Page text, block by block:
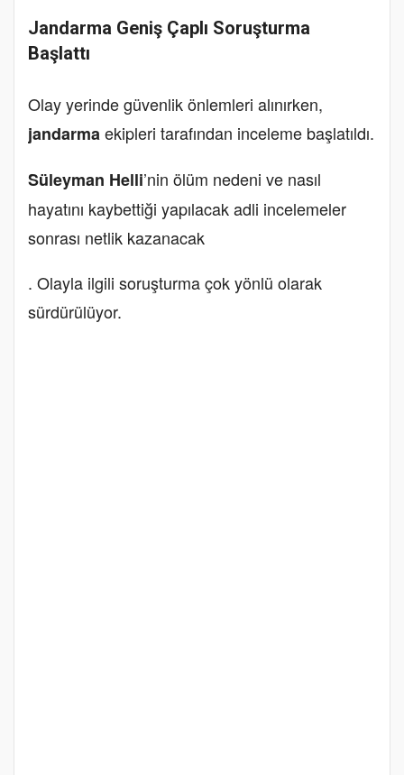
Jandarma Geniş Çaplı Soruşturma
Başlattı
Olay yerinde güvenlik önlemleri alınırken,
jandarmaekipleri tarafından inceleme başlatıldı.
Süleyman Helli’nin ölüm nedeni ve nasıl
hayatını kaybettiği yapılacak adli incelemeler
sonrası netlik kazanacak
. Olayla ilgili soruşturma çok yönlü olarak
sürdürülüyor.